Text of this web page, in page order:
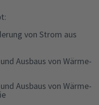
von Strom aus
Ausbaus von Wärme-
Ausbaus von Wärme-